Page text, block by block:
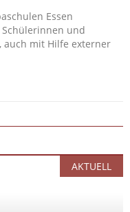
Essen
und
auch mit Hilfe externer
AKTUELL